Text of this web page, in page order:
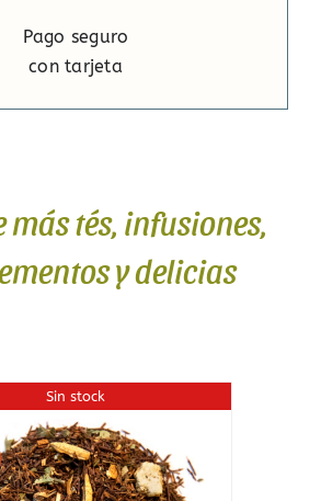
Pago seguro
con tarjeta
más tés, infusiones,
y delicias
Sin stock